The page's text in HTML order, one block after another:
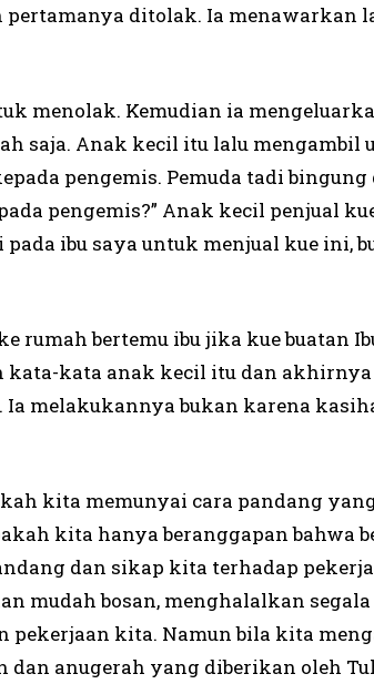
ditolak. Ia menawarkan
menolak. Kemudian ia
saja. Anak kecil itu lalu mengambil
pengemis. Pemuda tadi bingung
pengemis?” Anak kecil penjual
pada ibu saya untuk menjual kue ini,
rumah bertemu ibu jika kue buatan
kata-kata anak kecil itu dan akhirnya
Ia melakukannya bukan karena
kita memunyai cara pandang
kita hanya beranggapan bahwa
dan sikap kita terhadap
mudah bosan, menghalalkan
pekerjaan kita. Namun bila kita
dan anugerah yang diberikan oleh